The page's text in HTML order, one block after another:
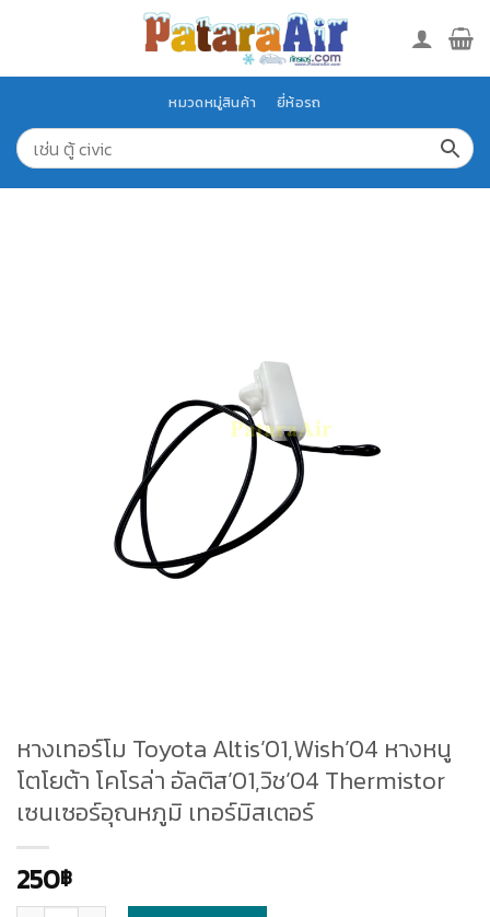
หมวดหมู่สินค้า ยี่ห้อรถ
หางเทอร์โม Toyota Altis’01,Wish’04 หางหนู
โตโยต้า โคโรล่า อัลติส’01,วิช’04 Thermistor
เซนเซอร์อุณหภูมิ เทอร์มิสเตอร์
250฿